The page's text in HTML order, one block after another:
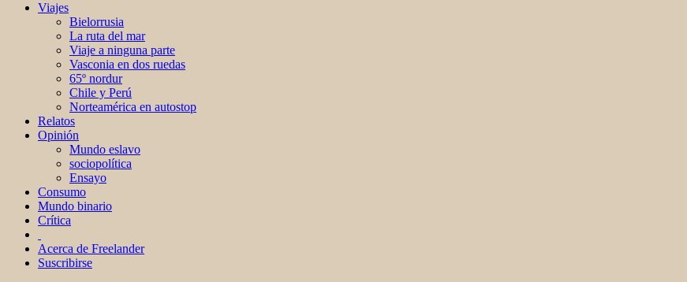
Viajes
Bielorrusia
La ruta del mar
Viaje a ninguna parte
Vasconia en dos ruedas
65º nordur
Chile y Perú
Norteamérica en autostop
Relatos
Opinión
Mundo eslavo
sociopolítica
Ensayo
Consumo
Mundo binario
Crítica
Acerca de Freelander
Suscribirse